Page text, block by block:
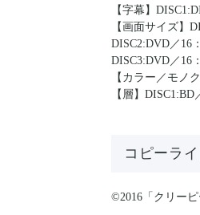
【字幕】
【画面サイズ】
DISC2:DVD／
DISC3:DVD／16
【カラー／モノ
【層】
コピーライ
©2016「クリー